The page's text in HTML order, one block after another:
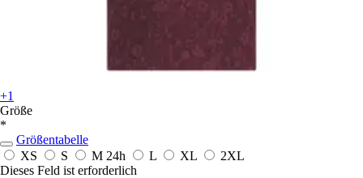
+1
Größe
*
Größentabelle
XS
S M 24h L XL
2XL
Dieses Feld ist erforderlich